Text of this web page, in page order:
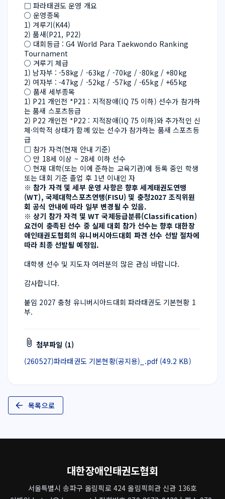
□ 파라태권도 운영 개요
○ 운영종목
1) 겨루기(K44)
2) 품새(P21, P22)
○ 대회등급 : G4 World Para Taekwondo Ranking
Tournament
○ 겨루기 체급
1) 남자부 : -58kg / -63kg / -70kg / -80kg / +80kg
2) 여자부 : -47kg / -52kg / -57kg / -65kg / +65kg
○ 품새 세부종목
1) P21 개인전 *P21 : 지적장애(IQ 75 이하) 선수가 참가하
는 품새 스포츠등급
2) P22 개인전 *P22 : 지적장애(IQ 75 이하)와 추가적인 신
체·의학적 상태가 함께 있는 선수가 참가하는 품새 스포츠등
급
□ 참가 자격(현재 안내 기준)
○ 만 18세 이상 ~ 28세 이하 선수
○ 현재 대학(또는 이에 준하는 교육기관)에 등록 중인 학생
또는 대회 기준 졸업 후 1년 이내인 자
※ 참가 자격 및 세부 운영 사항은 향후 세계태권도연맹
(WT), 국제대학스포츠연맹(FISU) 및 충청2027 조직위원
회 공식 안내에 따라 일부 변경될 수 있음.
※ 상기 참가 자격 및 WT 국제등급분류(Classification)
요건이 충족된 선수 중 실제 대회 참가 선수는 향후 대한장
애인태권도협회의 유니버시아드대회 파견 선수 선발 절차에
따라 최종 선발될 예정임.
대학생 선수 및 지도자 여러분의 많은 관심 바랍니다.
감사합니다.
붙임 2027 충청 유니버시아드대회 파라태권도 기본현황 1
부.
첨부파일 (1)
(260527)파라태권도 기본현황(공지용)_.pdf (49.2 KB)
목록으로
대한장애인태권도협회
서울특별시 송파구 올림픽로 424 올림픽회관 신관 136호